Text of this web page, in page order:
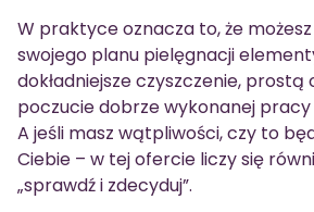
W praktyce oznacza to, że
swojego planu pielęgnacji
dokładniejsze czyszczenie, prostą
poczucie dobrze wykonanej pracy
A jeśli masz wątpliwości, czy to
Ciebie – w tej ofercie liczy się
„sprawdź i zdecyduj”.